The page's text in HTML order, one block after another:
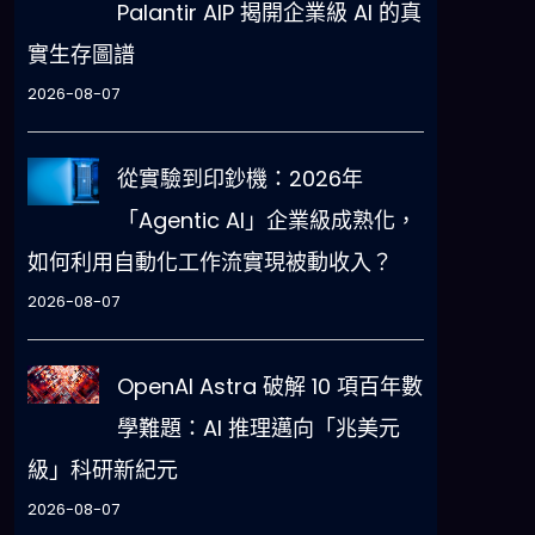
Palantir AIP 揭開企業級 AI 的真
實生存圖譜
2026-08-07
從實驗到印鈔機：2026年
「Agentic AI」企業級成熟化，
如何利用自動化工作流實現被動收入？
2026-08-07
OpenAI Astra 破解 10 項百年數
學難題：AI 推理邁向「兆美元
級」科研新紀元
2026-08-07